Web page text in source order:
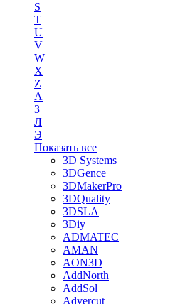
S
T
U
V
W
X
Z
А
З
Л
Э
Показать все
3D Systems
3DGence
3DMakerPro
3DQuality
3DSLA
3Diy
ADMATEC
AMAN
AON3D
AddNorth
AddSol
Advercut